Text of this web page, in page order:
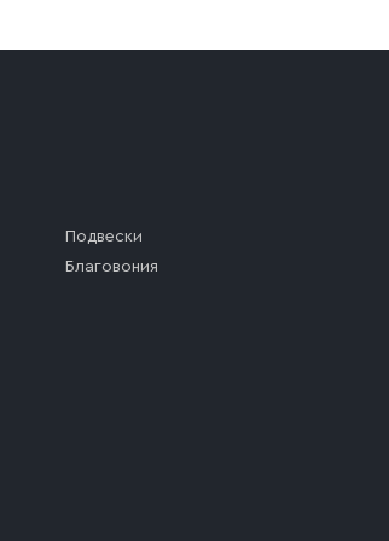
близко к месту
Подвески
Благовония